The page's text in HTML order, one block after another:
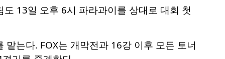
13일 오후 6시 파라과이를 상대로 대회 첫
는다. FOX는 개막전과 16강 이후 모든 토너